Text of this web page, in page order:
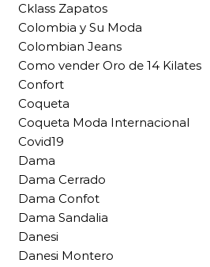
Cklass Zapatos
Colombia y Su Moda
Colombian Jeans
Como vender Oro de 14 Kilates
Confort
Coqueta
Coqueta Moda Internacional
Covid19
Dama
Dama Cerrado
Dama Confot
Dama Sandalia
Danesi
Danesi Montero